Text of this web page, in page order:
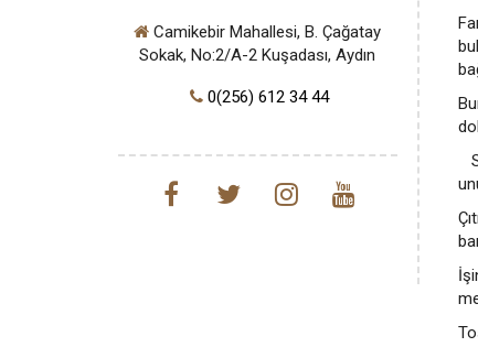
Camikebir Mahallesi, B. Çağatay
Sokak, No:2/A-2 Kuşadası, Aydın
0(256) 612 34 44